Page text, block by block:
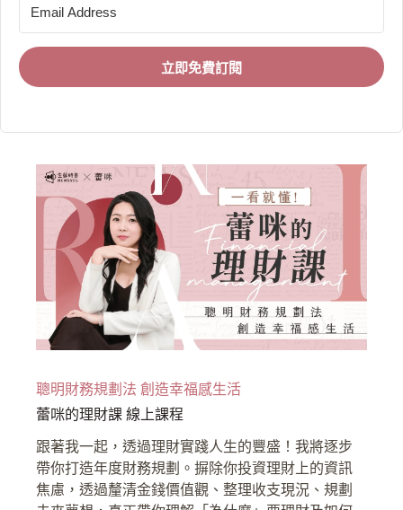
立即免費訂閱
聰明財務規劃法 創造幸福感生活
蕾咪的理財課 線上課程
跟著我一起，透過理財實踐人生的豐盛！我將逐步
帶你打造年度財務規劃。摒除你投資理財上的資訊
焦慮，透過釐清金錢價值觀、整理收支現況、規劃